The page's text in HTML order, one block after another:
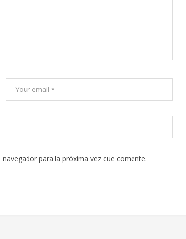
para la próxima vez que comente.